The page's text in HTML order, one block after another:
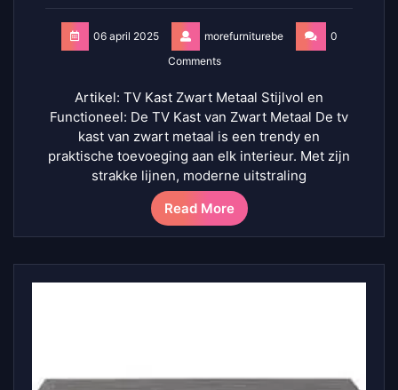
06 april 2025 morefurniturebe
0
Comments
Artikel: TV Kast Zwart Metaal Stijlvol en
Functioneel: De TV Kast van Zwart Metaal De tv
kast van zwart metaal is een trendy en
praktische toevoeging aan elk interieur. Met zijn
strakke lijnen, moderne uitstraling
Read More